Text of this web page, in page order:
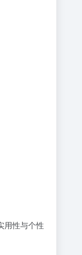
用性与个性